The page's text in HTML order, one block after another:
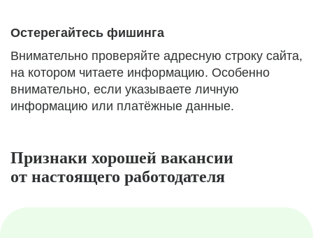
Остерегайтесь фишинга
Внимательно проверяйте адресную строку сайта,
на котором читаете информацию. Особенно
внимательно, если указываете личную
информацию или платёжные данные.
Признаки хорошей вакансии
от настоящего работодателя